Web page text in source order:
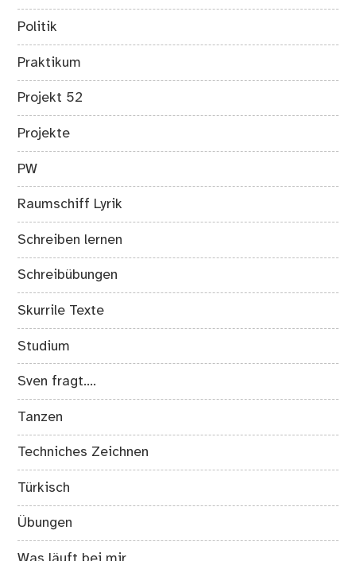
Politik
Praktikum
Projekt 52
Projekte
PW
Raumschiff Lyrik
Schreiben lernen
Schreibübungen
Skurrile Texte
Studium
Sven fragt….
Tanzen
Techniches Zeichnen
Türkisch
Übungen